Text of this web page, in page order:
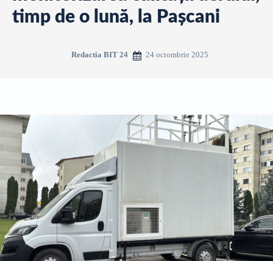
timp de o lună, la Pașcani
Redactia BIT 24 24 octombrie 2025